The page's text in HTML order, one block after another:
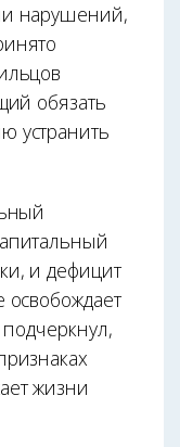
нарушений,
обязать
устранить
и дефицит
освобождает
жизни